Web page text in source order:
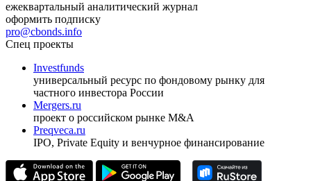
ежеквартальный аналитический журнал
оформить подписку
pro@cbonds.info
Спец проекты
Investfunds
универсальный ресурс по фондовому рынку для
частного инвестора России
Mergers.ru
проект о российском рынке M&A
Preqveca.ru
IPO, Private Equity и венчурное финансирование